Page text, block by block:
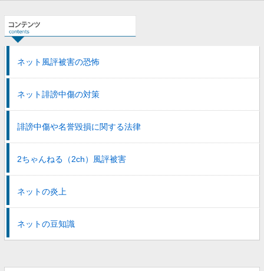
ネット風評被害の恐怖
ネット誹謗中傷の対策
誹謗中傷や名誉毀損に関する法律
2ちゃんねる（2ch）風評被害
ネットの炎上
ネットの豆知識